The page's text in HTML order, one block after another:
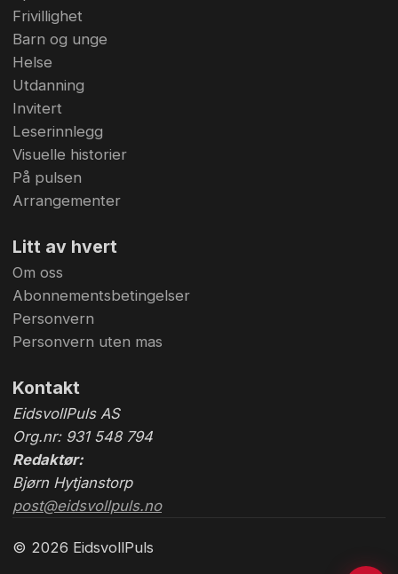
Frivillighet
Barn og unge
Helse
Utdanning
Invitert
Leserinnlegg
Visuelle historier
På pulsen
Arrangementer
Litt av hvert
Om oss
Abonnementsbetingelser
Personvern
Personvern uten mas
Kontakt
EidsvollPuls AS
Org.nr: 931 548 794
Redaktør:
Bjørn Hytjanstorp
post@eidsvollpuls.no
© 2026 EidsvollPuls